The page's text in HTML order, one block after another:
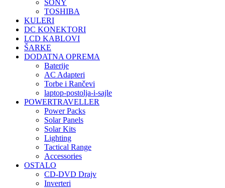
SONY
TOSHIBA
KULERI
DC KONEKTORI
LCD KABLOVI
ŠARKE
DODATNA OPREMA
Baterije
AC Adapteri
Torbe i Rančevi
laptop-postolja-i-sajle
POWERTRAVELLER
Power Packs
Solar Panels
Solar Kits
Lighting
Tactical Range
Accessories
OSTALO
CD-DVD Drajv
Inverteri